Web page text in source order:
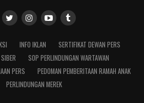
INFO IKLAN
SERTIFIKAT DEWAN PERS
SOP PERLINDUNGAN WARTAWAN
PERS
PEDOMAN PEMBERITAAN RAMAH ANAK
PERLINDUNGAN MEREK